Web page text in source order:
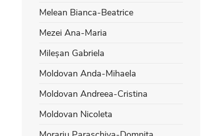
Melean Bianca-Beatrice
Mezei Ana-Maria
Mileșan Gabriela
Moldovan Anda-Mihaela
Moldovan Andreea-Cristina
Moldovan Nicoleta